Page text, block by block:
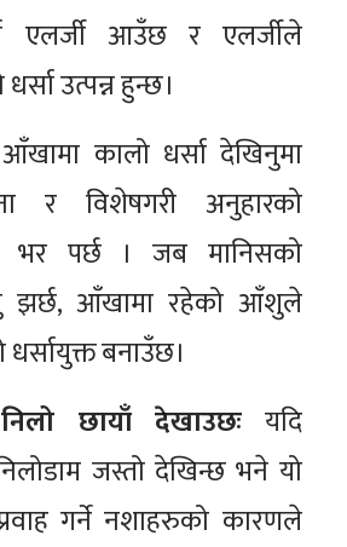
एलर्जी आउँछ र एलर्जीले
उत्पन्न हुन्छ।
आँखामा कालो धर्सा देखिनुमा
र विशेषगरी अनुहारको
भर पर्छ । जब मानिसको
आँखामा रहेको आँशुले
बनाउँछ।
छायाँ देखाउछःयदि
जस्तो देखिन्छ भने यो
गर्ने नशाहरुको कारणले